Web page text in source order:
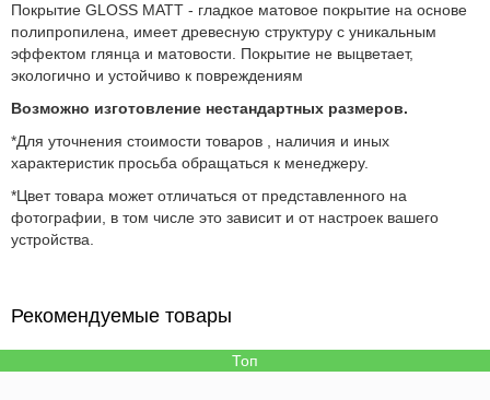
Покрытие GLOSS MATT - гладкое матовое покрытие на основе
полипропилена, имеет древесную структуру с уникальным
эффектом глянца и матовости. Покрытие не выцветает,
экологично и устойчиво к повреждениям
Возможно изготовление нестандартных размеров.
*Для уточнения стоимости товаров , наличия и иных
характеристик просьба обращаться к менеджеру.
*Цвет товара может отличаться от представленного на
фотографии, в том числе это зависит и от настроек вашего
устройства.
Рекомендуемые товары
Топ